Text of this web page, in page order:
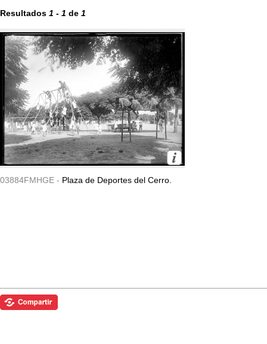
Resultados 1 - 1 de 1
03884FMHGE - Plaza de Deportes del Cerro.